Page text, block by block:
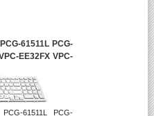
61511L PCG-
EE32FX VPC-
61511L PCG-